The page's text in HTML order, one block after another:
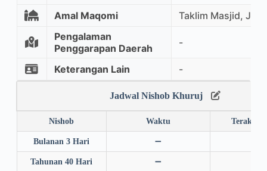
Amal Maqomi
Taklim Masjid,
Pengalaman
Penggarapan Daerah
-
Keterangan Lain -
Jadwal Nishob Khuruj
Nishob Waktu Terakhir
Bulanan 3 Hari ➖
Tahunan 40 Hari ➖